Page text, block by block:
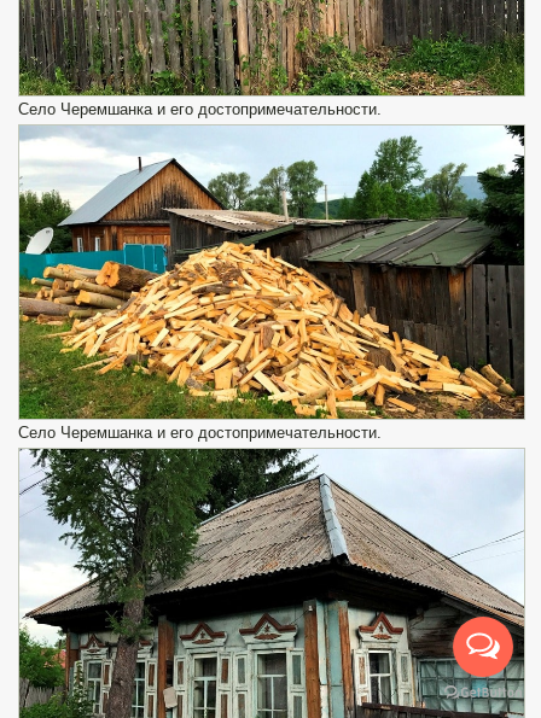
Село Черемшанка и его достопримечательности.
Село Черемшанка и его достопримечательности.